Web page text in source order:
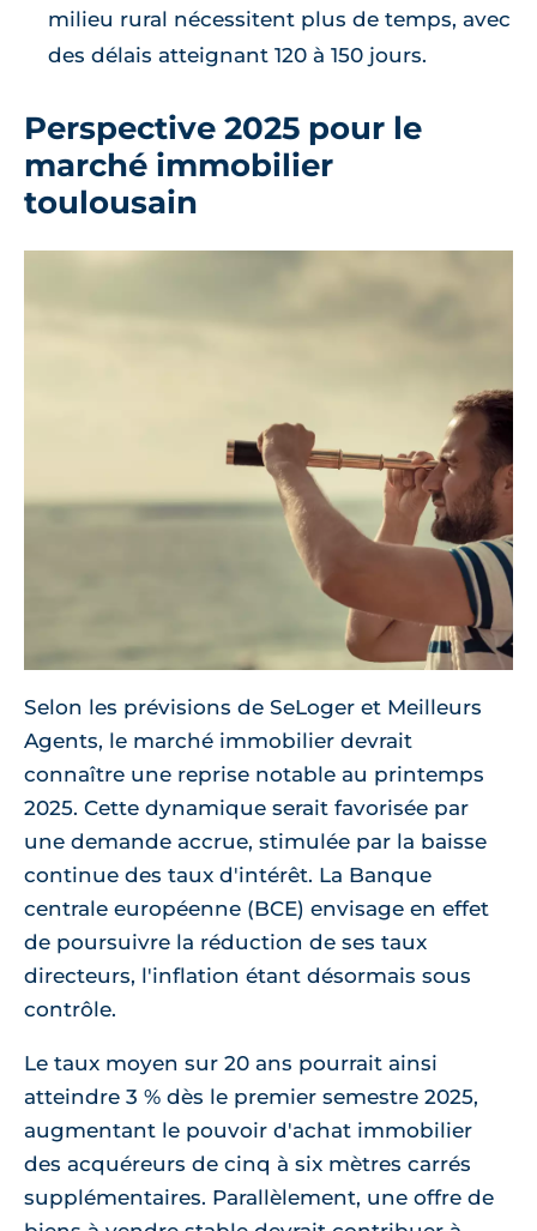
milieu rural nécessitent plus de temps, avec
des délais atteignant 120 à 150 jours.
Perspective 2025 pour le
marché immobilier
toulousain
Selon les prévisions de SeLoger et Meilleurs
Agents, le marché immobilier devrait
connaître une reprise notable au printemps
2025. Cette dynamique serait favorisée par
une demande accrue, stimulée par la baisse
continue des taux d'intérêt. La Banque
centrale européenne (BCE) envisage en effet
de poursuivre la réduction de ses taux
directeurs, l'inflation étant désormais sous
contrôle.
Le taux moyen sur 20 ans pourrait ainsi
atteindre 3 % dès le premier semestre 2025,
augmentant le pouvoir d'achat immobilier
des acquéreurs de cinq à six mètres carrés
supplémentaires. Parallèlement, une offre de